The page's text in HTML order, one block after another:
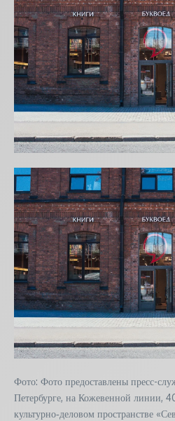
Фото: Фото предоставлены пресс-
Петербурге, на Кожевенной линии,
культурно‑деловом пространстве